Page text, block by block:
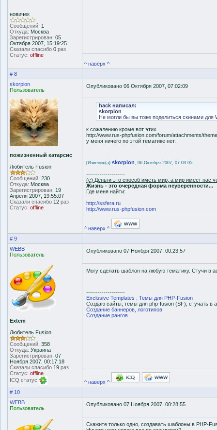
новичек
Сообщений: 1
Откуда: Москва
Зарегистрирован: 05
Октября 2007, 15:19:25
Сказали спасибо 0 раз
Статус: offline
^ наверх ^
# 8
skorpion
Пользователь
пожизненный катарсис
Любитель Fusion
Сообщений: 230
Откуда: Москва
Зарегистрирован: 19
Апреля 2007, 19:55:07
Сказали спасибо 12 раз
Статус: offline
Опубликовано 06 Октября 2007, 07:02:09
hack написал:
skorpion
Не могли бы вы тоже поделиться скинами для
к сожалению кроме вот этих
http://www.rus-phpfusion.com/forum/attachments/
у меня ничего по этой тематике нет.
[Изменил(а) skorpion, 06 Октября 2007, 07:03:05]
--------------------
(с) Деньги это способ иметь мир, а мир имеет нас
Жизнь - это очередная форма неуверенности...
Где меня найти:
http://ssfera.ru
http://www.rus-phpfusion.com
^ наверх ^
# 9
WEBB
Пользователь
Extem
Любитель Fusion
Сообщений: 358
Откуда: Украина
Зарегистрирован: 07
Ноября 2007, 00:17:18
Сказали спасибо 19 раз
Статус: offline
ICQ статус
Опубликовано 07 Ноября 2007, 00:23:57
Могу сделать шаблон на любую тематику. Стучи в
--------------------
Exclusive Templates : Темы для PHP-Fusion
Создаю сайты, темы для php-fusion (SF), стучать в
Создание баннеров, логотипов
Создание рангов
^ наверх ^
# 10
WEBB
Пользователь
Опубликовано 07 Ноября 2007, 00:28:55
Скажите только одно, создавать шаблоны в PHP-